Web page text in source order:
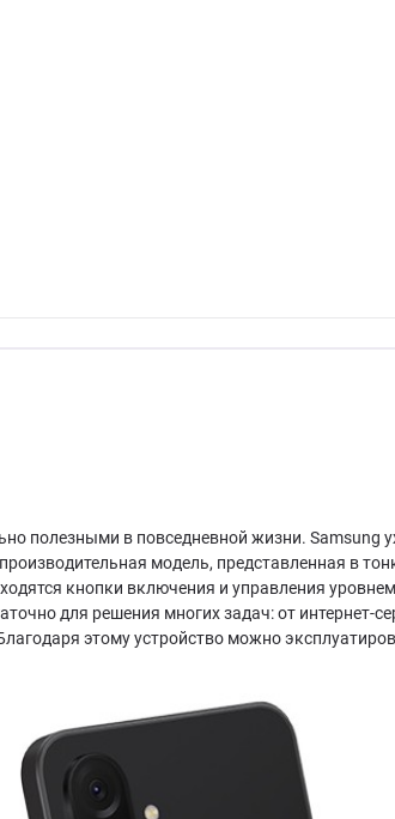
полезными в повседневной жизни. Samsung
модель, представленная в
кнопки включения и управления
для решения многих задач: от интернет-
этому устройство можно